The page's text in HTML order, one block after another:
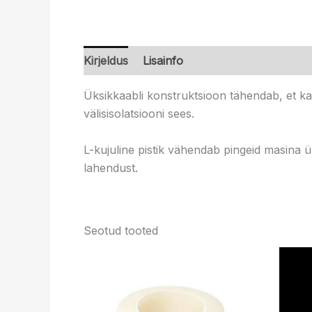
Kirjeldus Lisainfo
Üksikkaabli konstruktsioon tähendab, et
välisisolatsiooni sees.
L-kujuline pistik vähendab pingeid masina
lahendust.
Seotud tooted